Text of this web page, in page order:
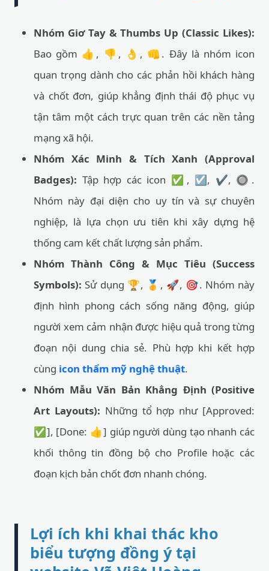
Nhóm Giơ Tay & Thumbs Up (Classic Likes):
Bao gồm 👍, 👎, 👌, 👊. Đây là nhóm icon
quan trọng dành cho các phản hồi khách hàng
và chốt đơn, giúp khẳng định thái độ phục vụ
tận tâm một cách trực quan trên các nền tảng
mạng xã hội.
Nhóm Xác Minh & Tích Xanh (Approval
Badges): Tập hợp các icon ✅, ☑️, ✔️, 🔘.
Nhóm này đại diện cho uy tín và sự chuyên
nghiệp, là lựa chọn ưu tiên khi xây dựng hệ
thống cam kết chất lượng sản phẩm.
Nhóm Thành Công & Mục Tiêu (Success
Symbols): Sử dụng 🏆, 🥇, 🚀, 🎯. Nhóm này
định hình phong cách sống năng động, giúp
người xem cảm nhận được hiệu quả trong từng
đoạn nội dung chia sẻ. Phù hợp khi kết hợp
cùng icon thẩm mỹ nghệ thuật.
Nhóm Mẫu Văn Bản Khẳng Định (Positive
Art Layouts): Những tổ hợp như [Approved:
✅], [Done: 👍] giúp người dùng tạo nhanh các
khối thông tin đồng bộ cho Profile hoặc các
đoạn kịch bản chốt đơn nhanh chóng.
Lợi ích khi khai thác kho
biểu tượng đồng ý tại